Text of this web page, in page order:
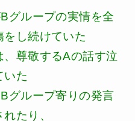
グループの実情を全
をし続けていた
尊敬するAの話す泣
いた
グループ寄りの発言
たり、